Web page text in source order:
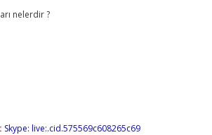
nelerdir ?
Skype: live:.cid.575569c608265c69